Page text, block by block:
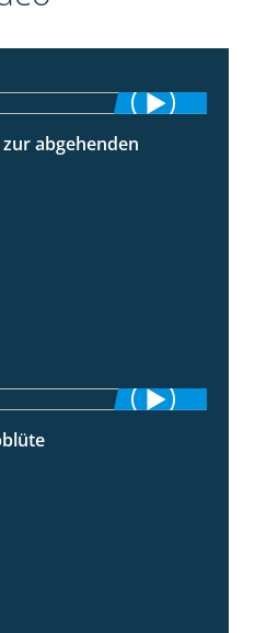
3:06
abgehenden